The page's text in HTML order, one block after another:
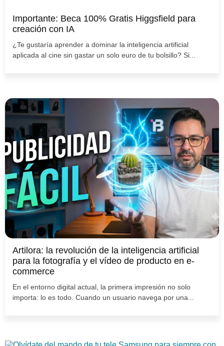
Importante: Beca 100% Gratis Higgsfield para
creación con IA
¿Te gustaría aprender a dominar la inteligencia artificial
aplicada al cine sin gastar un solo euro de tu bolsillo? Si...
Artilora: la revolución de la inteligencia artificial
para la fotografía y el vídeo de producto en e-
commerce
En el entorno digital actual, la primera impresión no solo
importa: lo es todo. Cuando un usuario navega por una...